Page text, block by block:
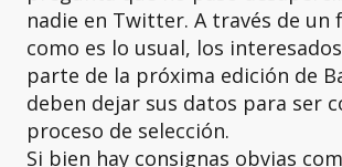
nadie en Twitter. A través de un
como es lo usual, los
parte de la próxima edición de
deben dejar sus datos para ser
proceso de selección.
Si bien hay consignas obvias